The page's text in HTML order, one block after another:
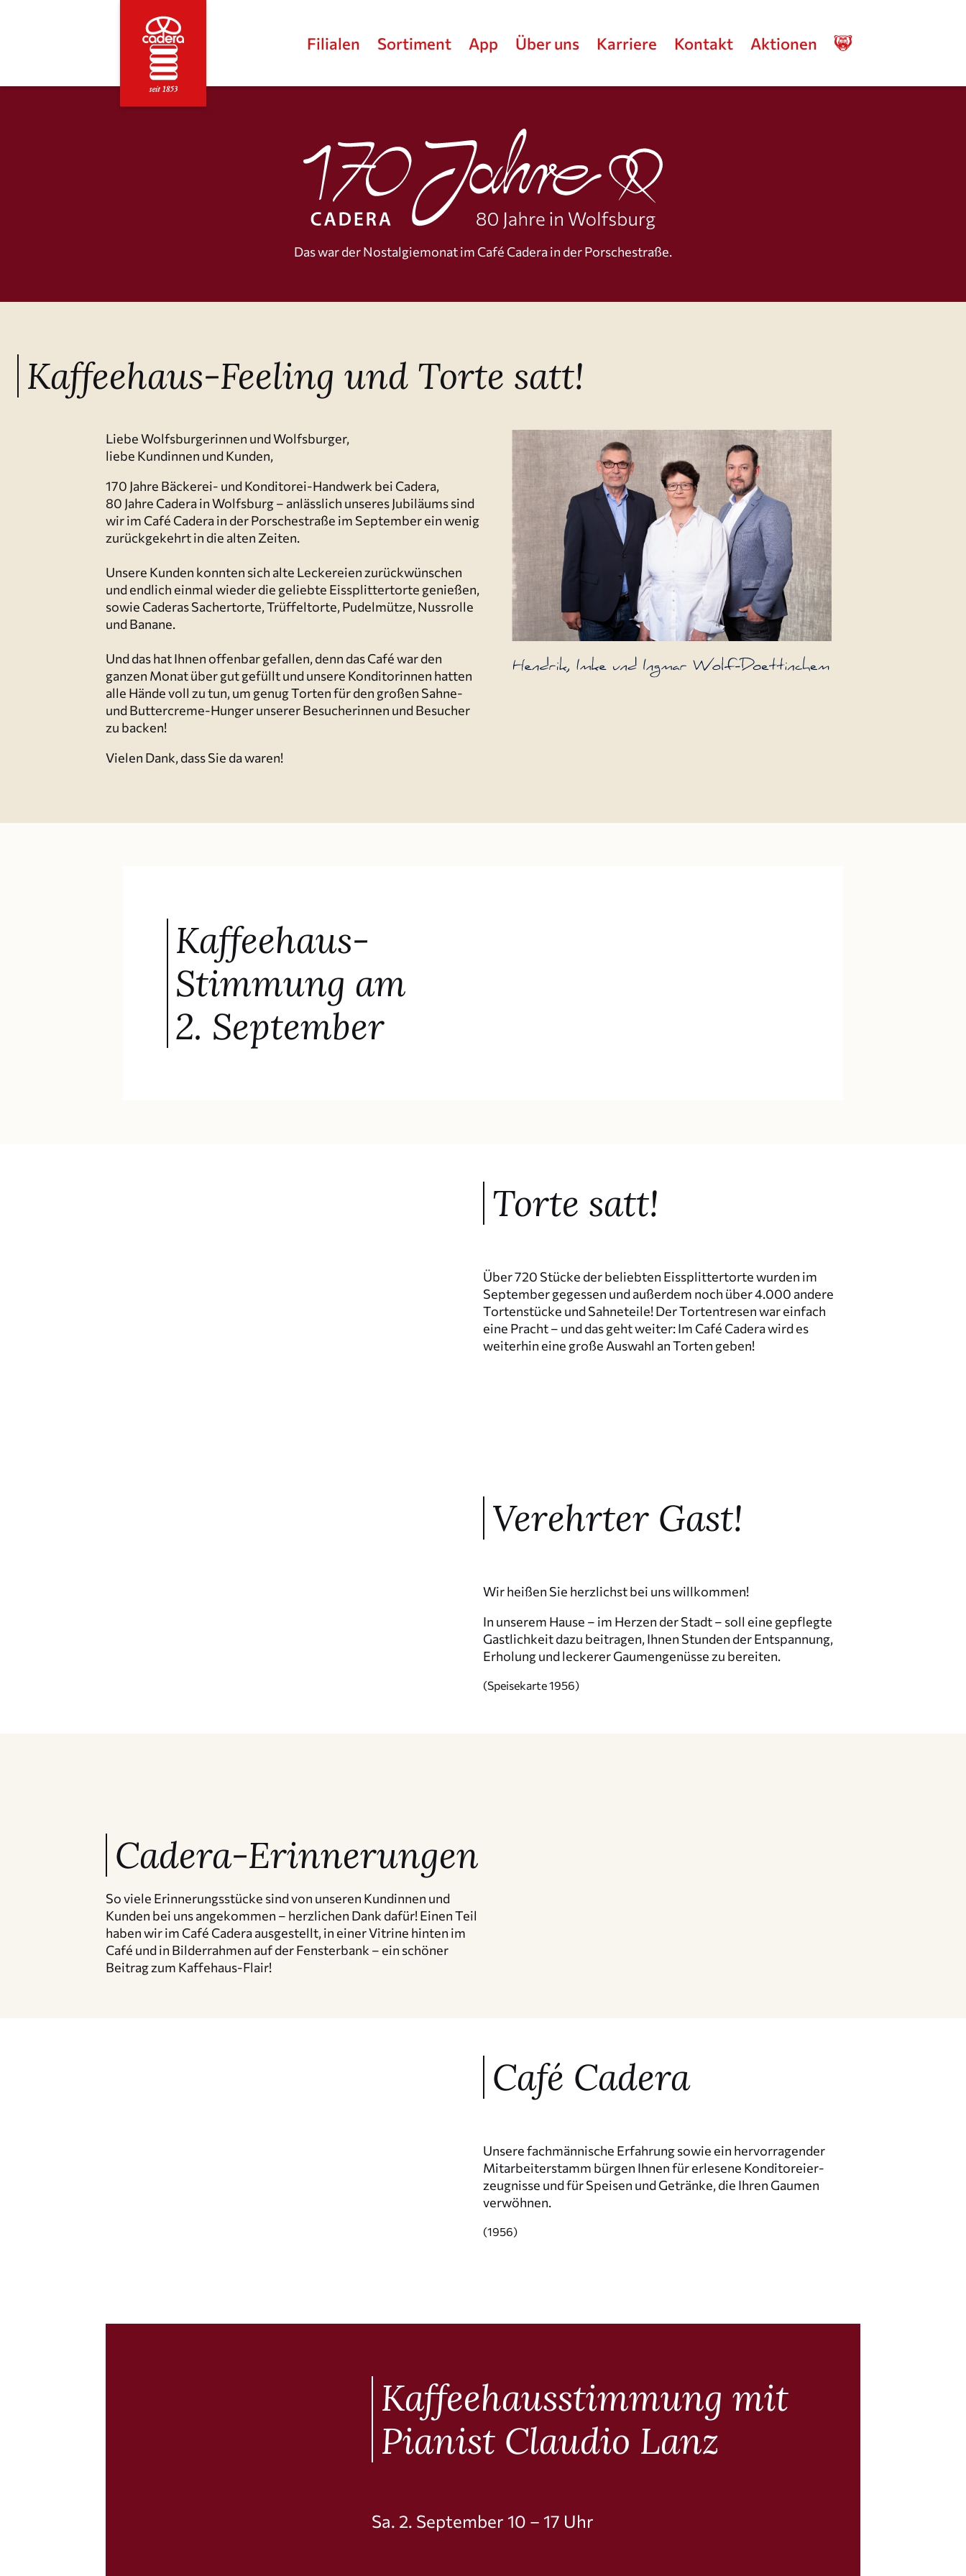
CADERA
Filialen Sortiment App Über uns Karriere Kontakt Aktionen
Stolzer
der
Das war der Nostal­gie­monat im Café Cadera in der Porschestraße.
Kaffee­haus-Feeling und Torte satt!
Liebe Wolfs­bur­ge­rinnen und Wolfs­burger,
liebe Kundinnen und Kunden,
170 Jahre Bäckerei- und Kondi­torei-Handwerk bei Cadera,
80 Jahre Cadera in Wolfsburg – anläss­lich unseres Jubiläums sind
wir im Café Cadera in der Porsche­straße im September ein wenig
zurück­ge­kehrt in die alten Zeiten.
Unsere Kunden konnten sich alte Lecke­reien zurück­wün­schen
und endlich einmal wieder die geliebte Eissplit­ter­torte genießen,
sowie Caderas Sacher­torte, Trüffel­torte, Pudel­mütze, Nussrolle
und Banane.
Und das hat Ihnen offenbar gefallen, denn das Café war den
ganzen Monat über gut gefüllt und unsere Kondi­to­rinnen hatten
alle Hände voll zu tun, um genug Torten für den großen Sahne-
und Butter­creme-Hunger unserer Besuche­rinnen und Besucher
zu backen!
Vielen Dank, dass Sie da waren!
Kaffee­haus-
Stimmung am
2. September
Torte satt!
Über 720 Stücke der beliebten Eissplit­ter­torte wurden im
September gegessen und außerdem noch über 4.000 andere
Torten­stücke und Sahne­t­eile! Der Torten­t­resen war einfach
eine Pracht – und das geht weiter: Im Café Cadera wird es
weiterhin eine große Auswahl an Torten geben!
Verehrter Gast!
Wir heißen Sie herzlichst bei uns willkommen!
In unserem Hause – im Herzen der Stadt – soll eine gepflegte
Gastlich­keit dazu beitragen, Ihnen Stunden der Entspan­nung,
Erholung und leckerer Gaumen­ge­nüsse zu bereiten.
(Speise­karte 1956)
Cadera-Erinne­rungen
So viele Erinne­rungs­stücke sind von unseren Kundinnen und
Kunden bei uns angekommen – herzli­chen Dank dafür! Einen Teil
haben wir im Café Cadera ausge­stellt, in einer Vitrine hinten im
Café und in Bilder­rahmen auf der Fenster­bank – ein schöner
Beitrag zum Kaffehaus-Flair!
Café Cadera
Unsere fachmän­ni­sche Erfahrung sowie ein hervor­ra­gender
Mitar­bei­ter­stamm bürgen Ihnen für erlesene Kondi­to­rei­er­
zeug­nisse und für Speisen und Getränke, die Ihren Gaumen
verwöhnen.
(1956)
Kaffee­haus­stim­mung mit
Pianist Claudio Lanz
Sa. 2. September 10 – 17 Uhr